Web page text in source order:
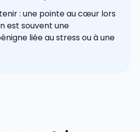
: une pointe au cœur lors
est souvent une
liée au stress ou à une